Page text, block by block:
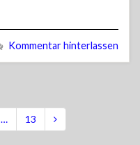
Kommentar hinterlassen
… 13